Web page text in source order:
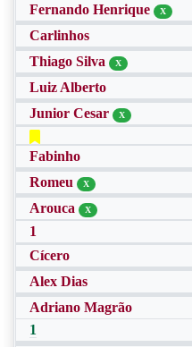
Fernando Henrique X
Carlinhos
Thiago Silva
X
Luiz Alberto
Junior Cesar
X
Fabinho
Romeu
X
Arouca X
1
Cícero
Alex Dias
Adriano Magrão
1